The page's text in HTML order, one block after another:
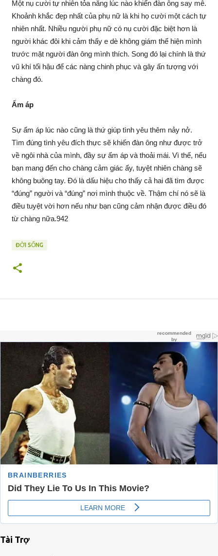
Một nụ cười tự nhiên tỏa năng lúc nào khiến đàn ông say mê.
Khoảnh khắc đẹp nhất của phụ nữ là khi họ cười một cách tự
nhiên nhất. Nhiều người phụ nữ có nụ cười đặc biệt hơn là
người khác đôi khi cảm thấy e dè không giám thể hiện mình
trước mặt người đàn ông mình thích. Song đó lại chính là thứ
vũ khí tối hậu để các nàng chinh phục và gây ấn tượng với
chàng đó.
Ấm áp
Sự ấm áp lúc nào cũng là thứ giúp tình yêu thêm nảy nở.
Tìm đúng tình yêu đích thực sẽ khiến đàn ông như được trở
về ngôi nhà của mình, đầy sự ấm áp và thoải mái. Vì thế, nếu
bạn mang đến cho chàng cảm giác ấy, tuyệt nhiên chàng sẽ
không buông tay. Đó là dấu hiệu cho thấy cả hai đã tìm được
“đúng” người và “đúng” nơi mình thuộc về. Thậm chí nó sẽ là
điều tuyệt vời hơn nếu như bạn cũng cảm nhận được điều đó
từ chàng nữa.942
ĐỜI SỐNG
Tài Trợ